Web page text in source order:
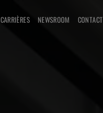
CARRIÈRES NEWSROOM CONTACT